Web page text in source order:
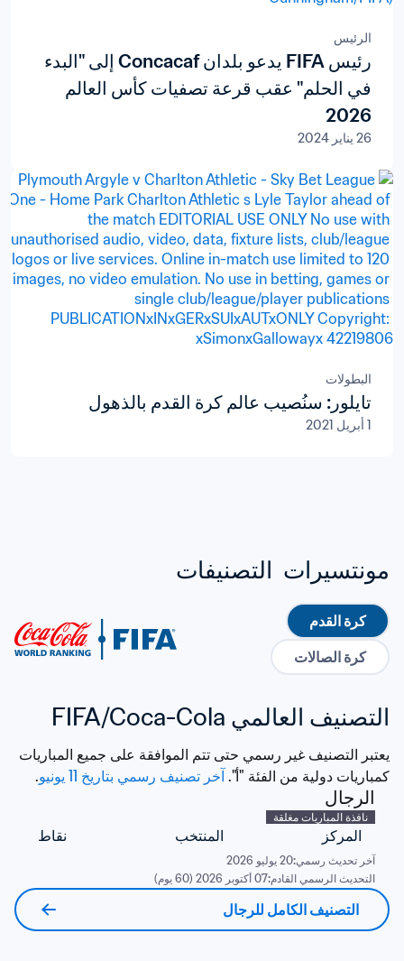
الرئيس
رئيس FIFA يدعو بلدان Concacaf إلى "البدء
في الحلم" عقب قرعة تصفيات كأس العالم
2026
26 يناير 2024
البطولات
تايلور: سنُصيب عالم كرة القدم بالذهول
1 أبريل 2021
مونتسيرات  التصنيفات
كرة القدم
كرة الصالات
التصنيف العالمي FIFA/Coca-Cola
كمباريات دولية من الفئة "أ". آخر تصنيف رسمي بتاريخ 11 يونيو .
الرجال
نافذة المباريات مغلقة
المركز المنتخب نقاط
آخر تحديث رسمي:20 يوليو 2026
التحديث الرسمي القادم:07 أكتوبر 2026 (60 يوم)
التصنيف الكامل للرجال